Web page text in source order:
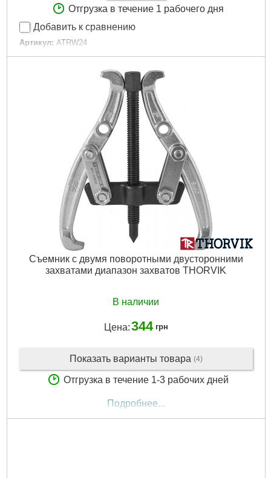
Отгрузка в течение 1 рабочего дня
Добавить к сравнению
Артикул: ATRW24
Код товара: 22.59.88
Подробнее...
Съемник с двумя поворотными двусторонними
захватами диапазон захватов THORVIK
В наличии
Цена:344 грн
Показать варианты товара (4)
Отгрузка в течение 1-3 рабочих дней
Подробнее...